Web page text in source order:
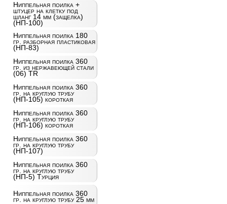
Ниппельная поилка +
штуцер на клетку под
шланг 14 мм (защелка)
(НП-100)
Ниппельная поилка 180
гр. разборная пластиковая
(НП-83)
Ниппельная поилка 360
гр. из нержавеющей стали
(06) TR
Ниппельная поилка 360
гр. на круглую трубу
(НП-105) короткая
Ниппельная поилка 360
гр. на круглую трубу
(НП-106) короткая
Ниппельная поилка 360
гр. на круглую трубу
(НП-107)
Ниппельная поилка 360
гр. на круглую трубу
(НП-5) Турция
Ниппельная поилка 360
гр. на круглую трубу 25 мм